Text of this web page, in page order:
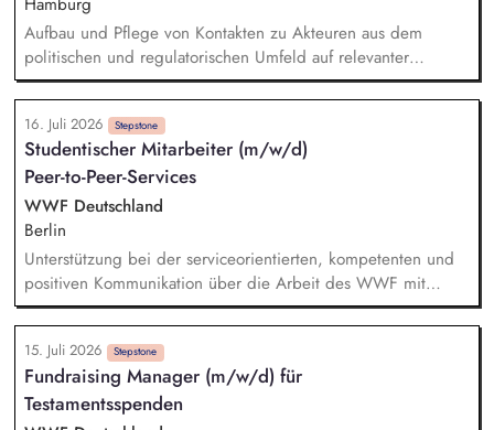
kontinuierliche Berichterstattung gegenüber der Amtsleitung
und Vertretung in politischen Gremien Steuerung und
Koordination von Informationen und Projektvorschlägen mit
dem internen Projektteam sowie anderen städtischen und
externen Akteuren
Aufbau und Pflege von Kontakten zu Akteuren aus dem
politischen und regulatorischen Umfeld auf relevanter
Landes-, Bundes- und EU-Ebene, BALTFISH/HELCOM-Umfeld,
Wissenschaft, Fischereisektor, anderen Umweltverbänden,
sowie Handel und Industrie. Kritische und kompetente
Begleitung von Plänen und Prozessen zur Neuausrichtung
der deutschen Fischerei in Nord- und Ostsee, sowie zur
europäischen Politikebene. Mitwirkung an der Erstellung und
öffentliche Vertretung von relevanten Positions- und
Hintergrundpapieren, politischen Strategiepapieren,
Stellungnahmen.
16. Juli 2026 Stepstone
Studentischer Mitarbeiter (m/w/d)
Peer-to-Peer-Services
WWF Deutschland
Berlin
Unterstützung bei der serviceorientierten, kompetenten und
positiven Kommunikation über die Arbeit des WWF mit
finanziellen und nicht-finanziellen Unterstützer:innen sowie
Interessent:innen. Schriftliche und telefonische Beantwortung
von Standardanfragen sowie Anfragen über die WWF-
Webseite. Sicherstellung, Organisation und Verwaltung der
Peer-to-Peer-Materialien in Zusammenarbeit mit anderen Teams
15. Juli 2026 Stepstone
Fundraising Manager (m/w/d) für
Testamentsspenden